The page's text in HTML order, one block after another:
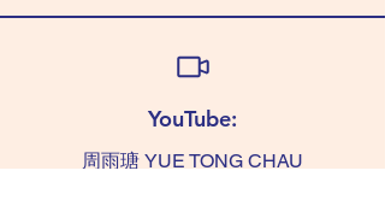
YouTube:
周雨瑭 YUE TONG CHAU